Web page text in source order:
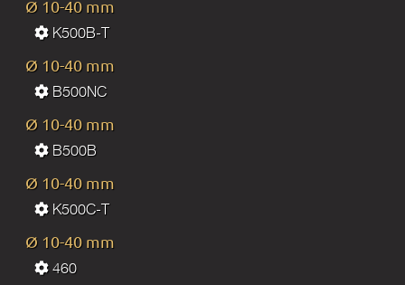
Ø 10-40 mm
К500В-Т
Ø 10-40 mm
B500NC
Ø 10-40 mm
B500B
Ø 10-40 mm
К500С-Т
Ø 10-40 mm
460